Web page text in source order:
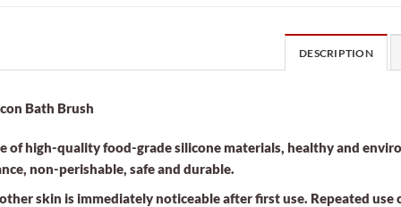
DESCRIPTION
Bath Brush
of high-quality food-grade silicone materials, healthy and
non-perishable, safe and durable.
skin is immediately noticeable after first use. Repeated